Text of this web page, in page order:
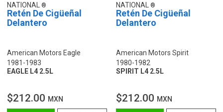
NATIONAL
Retén De Cigüeñal
Delantero
American Motors Eagle
1981-1983
EAGLE L4 2.5L
$212.00 MXN
NATIONAL
Retén De Cigüeñal
Delantero
American Motors Spirit
1980-1982
SPIRIT L4 2.5L
$212.00 MXN